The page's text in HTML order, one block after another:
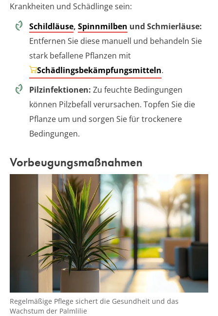
Krankheiten und Schädlinge sein:
Schildläuse, Spinnmilben und Schmierläuse:
Entfernen Sie diese manuell und behandeln Sie
stark befallene Pflanzen mit
Schädlingsbekämpfungsmitteln.
Pilzinfektionen: Zu feuchte Bedingungen
können Pilzbefall verursachen. Topfen Sie die
Pflanze um und sorgen Sie für trockenere
Bedingungen.
Vorbeugungsmaßnahmen
Regelmäßige Pflege sichert die Gesundheit und das
Wachstum der Palmlilie